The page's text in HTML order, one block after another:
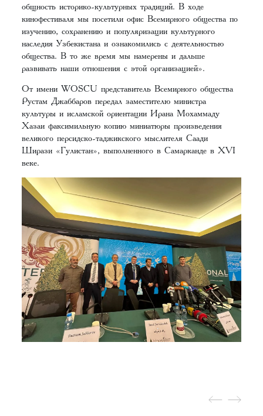
общность историко-культурных традиций. В ходе
кинофестиваля мы посетили офис Всемирного общества по
изучению, сохранению и популяризации культурного
наследия Узбекистана и ознакомились с деятельностью
общества. В то же время мы намерены и дальше
развивать наши отношения с этой организацией».
От имени WOSCU представитель Всемирного общества
Рустам Джаббаров передал заместителю министра
культуры и исламской ориентации Ирана Мохаммаду
Хазаи факсимильную копию миниатюры произведения
великого персидско-таджикского мыслителя Саади
Ширази «Гулистан», выполненного в Самарканде в XVI
веке.